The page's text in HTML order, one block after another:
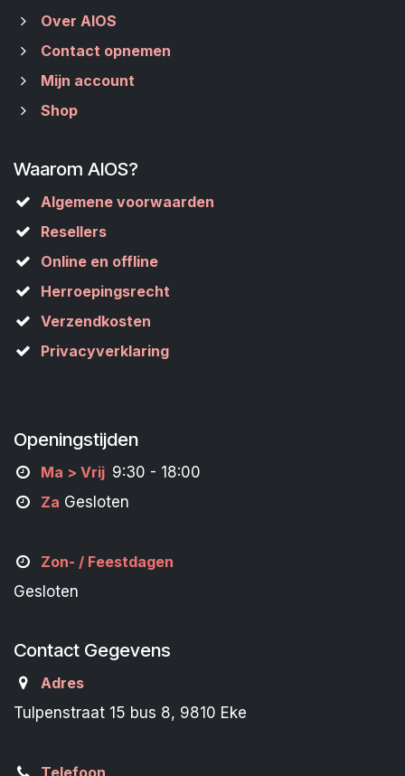
Over AIOS
Contact opnemen
Mijn account
Shop
Waarom AIOS?
Algemene voorwaarden
Resellers
Online en offline
Herroepingsrecht
Verzendkosten
Privacyverklaring
Openingstijden
Ma > Vrij 9:30 - 18:00
Za Gesloten
Zon- / Feestdagen
Gesloten
Contact Gegevens
Adres
Tulpenstraat 15 bus 8, 9810 Eke
Telefoon